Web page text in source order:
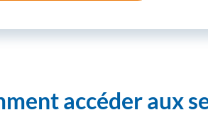
accéder aux